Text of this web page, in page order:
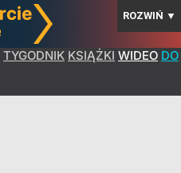
ROZWIŃ ▼
TYGODNIK KSIĄŻKI WIDEO DO